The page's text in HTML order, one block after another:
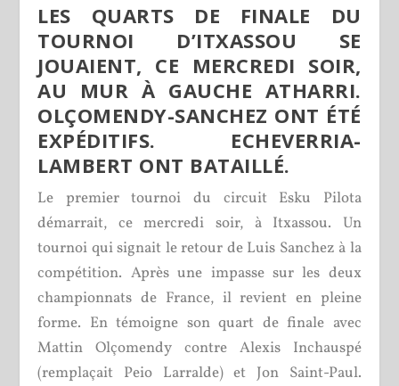
LES QUARTS DE FINALE DU
TOURNOI D’ITXASSOU SE
JOUAIENT, CE MERCREDI SOIR,
AU MUR À GAUCHE ATHARRI.
OLÇOMENDY-SANCHEZ ONT ÉTÉ
EXPÉDITIFS. ECHEVERRIA-
LAMBERT ONT BATAILLÉ.
Le premier tournoi du circuit Esku Pilota
démarrait, ce mercredi soir, à Itxassou. Un
tournoi qui signait le retour de Luis Sanchez à la
compétition. Après une impasse sur les deux
championnats de France, il revient en pleine
forme. En témoigne son quart de finale avec
Mattin Olçomendy contre Alexis Inchauspé
(remplaçait Peio Larralde) et Jon Saint-Paul.